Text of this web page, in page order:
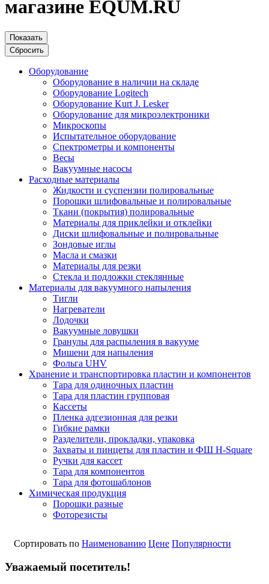
магазине EQUM.RU
Показать
Сбросить
Оборудование
Оборудование в наличии на складе
Оборудование Logitech
Оборудование Kurt J. Lesker
Оборудование для микроэлектроники
Микроскопы
Испытательное оборудование
Спектрометры и компоненты
Весы
Вакуумные насосы
Расходные материалы
Жидкости и суспензии полировальные
Порошки шлифовальные и полировальные
Ткани (покрытия) полировальные
Материалы для приклейки и отклейки
Диски шлифовальные и полировальные
Зондовые иглы
Масла и смазки
Материалы для резки
Стекла и подложки стеклянные
Материалы для вакуумного напыления
Тигли
Нагреватели
Лодочки
Вакуумные ловушки
Гранулы для распыления в вакууме
Мишени для напыления
Фольга UHV
Хранение и транспортировка пластин и компонентов
Тара для одиночных пластин
Тара для пластин групповая
Кассеты
Пленка адгезионная для резки
Гибкие рамки
Разделители, прокладки, упаковка
Захваты и пинцеты для пластин и ФШ H-Square
Ручки для кассет
Тара для компонентов
Тара для фотошаблонов
Химическая продукция
Порошки разные
Фоторезисты
Сортировать по Наименованию Цене Популярности
Уважаемый посетитель!